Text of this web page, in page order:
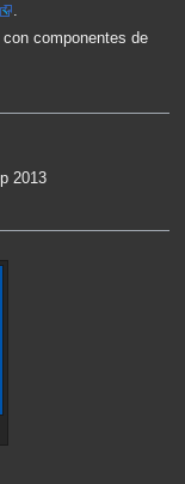
.
componentes de
2013